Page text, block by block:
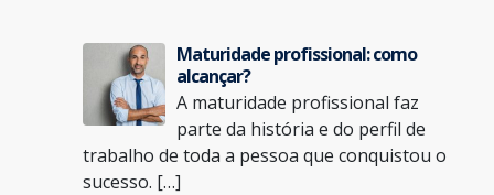
Maturidade profissional: como
alcançar?
A maturidade profissional faz
parte da história e do perfil de
trabalho de toda a pessoa que conquistou o
sucesso. […]